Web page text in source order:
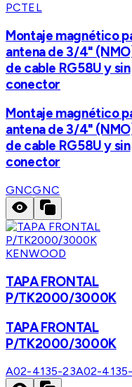
PCTEL
Montaje magnético
antena de 3/4"
de cable RG58U y sin
conector
Montaje magnético
antena de 3/4"
de cable RG58U y sin
conector
GNCGNC
KENWOOD
TAPA FRONTAL
P/TK2000/3000K
TAPA FRONTAL
P/TK2000/3000K
A02-4135-23A02-